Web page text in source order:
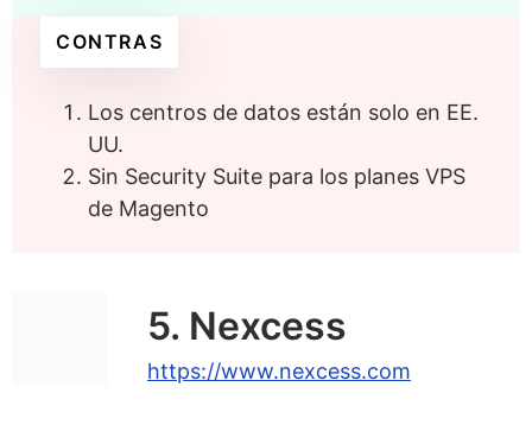
CONTRAS
Los centros de datos están solo en EE.
UU.
Sin Security Suite para los planes VPS
de Magento
5. Nexcess
https://www.nexcess.com